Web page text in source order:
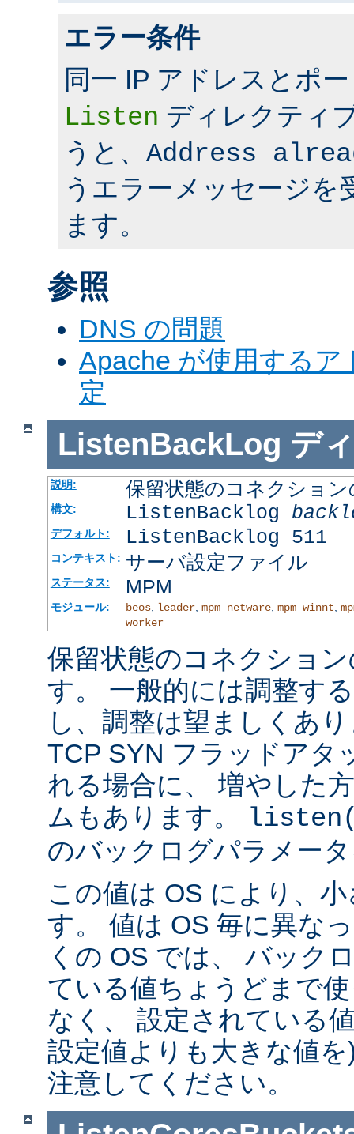
エラー条件
同一 IP アドレスとポ
Listen ディレクティ
うと、 Address
うエラーメッセージを
ます。
参照
DNS の問題
Apache が使用する
定
ListenBackLog デ
説明: 保留状態のコネクショ
構文: ListenBacklog
デフォルト: ListenBacklog 511
コンテキスト: サーバ設定ファイル
ステータス: MPM
モジュール: beos, leader, mpm_netware, mpm_winnt,
worker
保留状態のコネクショ
す。 一般的には調整す
し、調整は望ましくあ
TCP SYN フラッドアタ
れる場合に、 増やした
ムもあります。
のバックログパラメー
この値は OS により、
す。 値は OS 毎に異な
くの OS では、 バック
ている値ちょうどまで
なく、 設定されている
設定値よりも大きな値
注意してください。